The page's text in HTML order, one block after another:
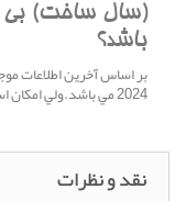
باشد؟
2024 مي باشد.ولي امکان استفاده در سالهاي آتي و گذشته هم مي باشد
نقد و نظرات